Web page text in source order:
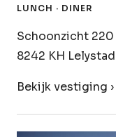
LUNCH · DINER
Schoonzicht 220
8242 KH Lelystad
Bekijk vestiging ›